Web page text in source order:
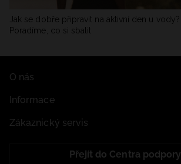
Jak se dobře připravit na aktivní den u vody?
Poradíme, co si sbalit
O nás
Informace
Zákaznický servis
Přejít do Centra podpory